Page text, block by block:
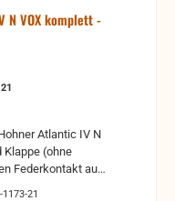
N VOX komplett -
Atlantic IV N
1173-21